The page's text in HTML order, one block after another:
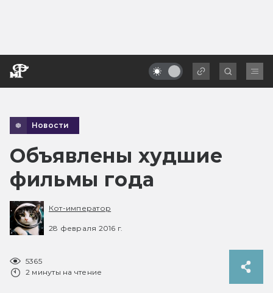
Новости
Объявлены худшие
фильмы года
Кот-император
28 февраля 2016 г.
5365
2 минуты на чтение